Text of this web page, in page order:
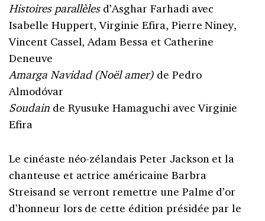
Histoires parallèlesd’Asghar Farhadi avec
Isabelle Huppert, Virginie Efira, Pierre Niney,
Vincent Cassel, Adam Bessa et Catherine
Deneuve
Amarga Navidad (Noël amer) de Pedro
Almodóvar
Soudainde Ryusuke Hamaguchi avec Virginie
Efira
Le cinéaste néo-zélandais Peter Jackson et la
chanteuse et actrice américaine Barbra
Streisand se verront remettre une Palme d’or
d’honneur lors de cette édition présidée par le